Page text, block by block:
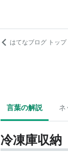
はてなブログ トップ
言葉の解説 ネ
冷凍庫収納